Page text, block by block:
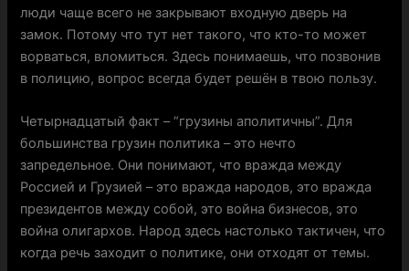
люди чаще всего не закрывают входную дверь на
замок. Потому что тут нет такого, что кто-то может
ворваться, вломиться. Здесь понимаешь, что позвонив
в полицию, вопрос всегда будет решён в твою пользу.
Четырнадцатый факт – “грузины аполитичны”. Для
большинства грузин политика – это нечто
запредельное. Они понимают, что вражда между
Россией и Грузией – это вражда народов, это вражда
президентов между собой, это война бизнесов, это
война олигархов. Народ здесь настолько тактичен, что
когда речь заходит о политике, они отходят от темы.